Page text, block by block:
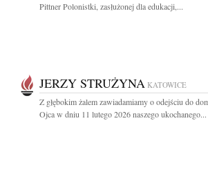
Pittner Polonistki, zasłużonej dla edukacji,...
JERZY STRUŻYNA KATOWICE
Z głębokim żalem zawiadamiamy o odejściu do
Ojca w dniu 11 lutego 2026 naszego ukochanego...